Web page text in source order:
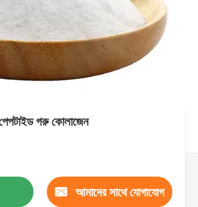
গরু কোলাজেন
আমাদের সাথে যোগাযোগ